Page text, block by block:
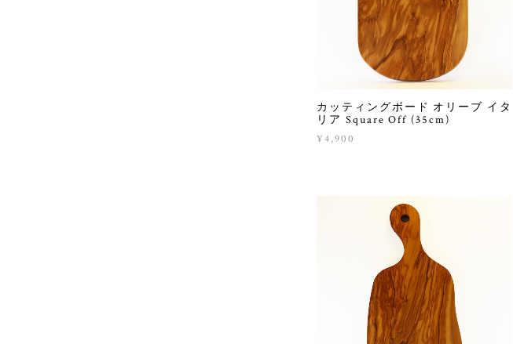
カッティングボード オリーブ イタ
リア Square Off (35cm)
¥4,900